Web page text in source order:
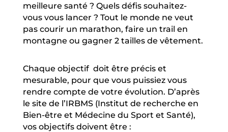
meilleure santé ? Quels défis souhaitez-
vous vous lancer ? Tout le monde ne veut
pas courir un marathon, faire un trail en
montagne ou gagner 2 tailles de vêtement.
Chaque objectif doit être précis et
mesurable, pour que vous puissiez vous
rendre compte de votre évolution. D’après
le site de l’IRBMS (Institut de recherche en
Bien-être et Médecine du Sport et Santé),
vos objectifs doivent être :